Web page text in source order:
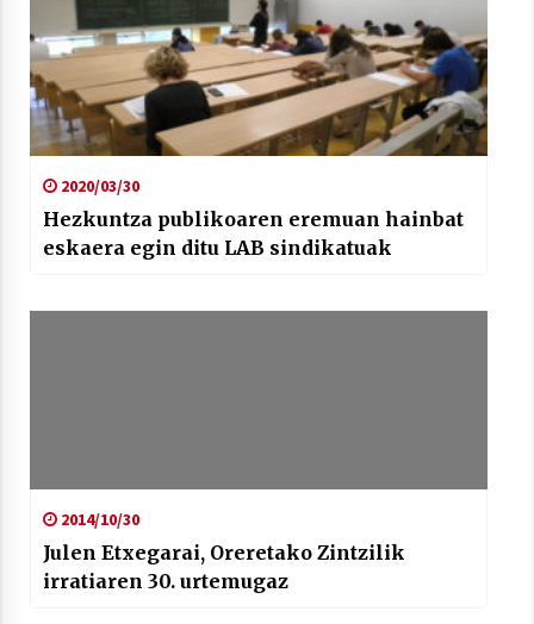
2020/03/30
Hezkuntza publikoaren eremuan hainbat
eskaera egin ditu LAB sindikatuak
2014/10/30
Julen Etxegarai, Oreretako Zintzilik
irratiaren 30. urtemugaz